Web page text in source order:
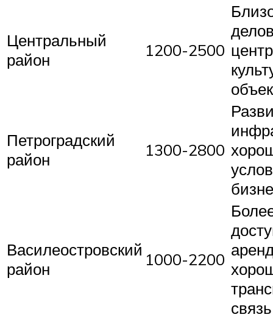
Центральный
район
1200-2500
Петроградский
район
1300-2800
Василеостровский
район
1000-2200
связь